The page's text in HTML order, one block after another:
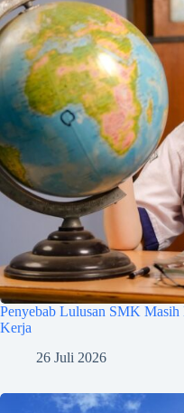
Penyebab Lulusan SMK
Kerja
26 Juli 2026